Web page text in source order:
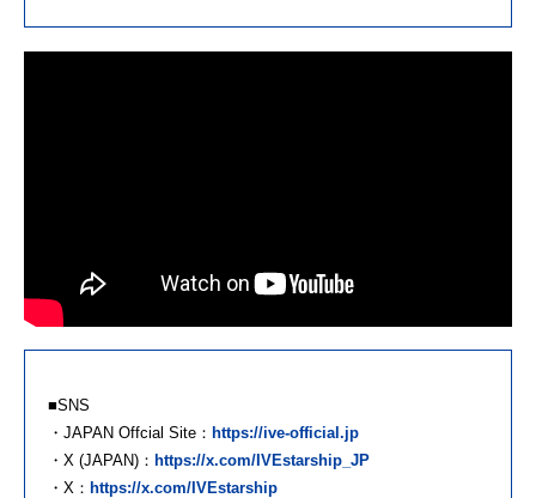
■SNS
・JAPAN Offcial Site： https://ive-official.jp
・X (JAPAN)： https://x.com/IVEstarship_JP
・X： https://x.com/IVEstarship